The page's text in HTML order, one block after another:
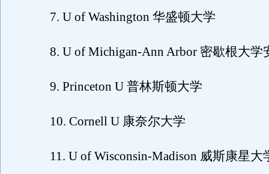
7. U of Washington 华盛顿大学
8. U of Michigan-Ann Arbor 密歇根大学
9. Princeton U 普林斯顿大学
10. Cornell U 康奈尔大学
11. U of Wisconsin-Madison 威斯康星大